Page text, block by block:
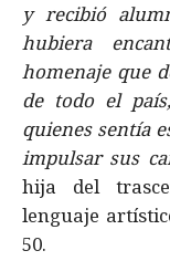
y recibió
hubiera
homenaje que
de todo el
quienes sentía
impulsar sus
hija del
lenguaje
50.